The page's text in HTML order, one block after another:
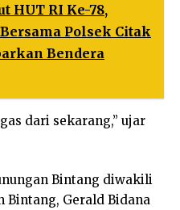
HUT RI Ke-78,
Polsek Citak
Bendera
dari sekarang,” ujar
Bintang diwakili
Bintang, Gerald Bidana